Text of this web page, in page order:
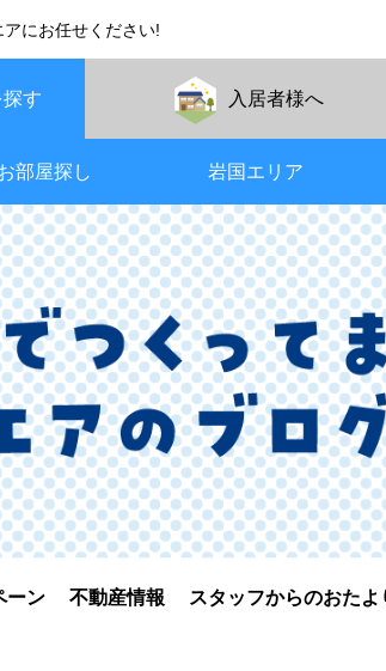
にお任せください!
す
部屋探し 岩国エリア
入居者様へ
ーン 不動産情報 スタッフからのおたよ